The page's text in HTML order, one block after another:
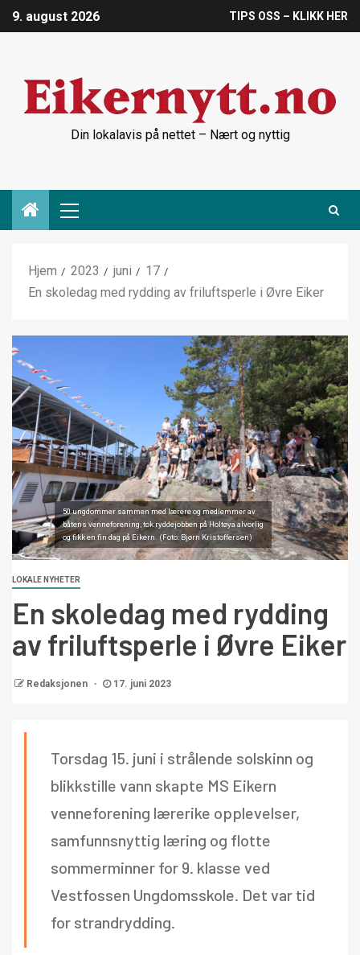
9. august 2026 TIPS OSS – KLIKK HER
Din lokalavis på nettet – Nært og nyttig
Hjem 2023 juni
17
En skoledag med rydding av friluftsperle i Øvre Eiker
50 ungdommer sammen med lærere og medlemmer av
båtens venneforening, tok ryddejobben på Holtøya alvorlig
og fikk en fin dag på Eikern. (Foto: Bjørn Kristoffersen)
LOKALE NYHETER
En skoledag med rydding
av friluftsperle i Øvre Eiker
Redaksjonen 17. juni 2023
Torsdag 15. juni i strålende solskinn og
blikkstille vann skapte MS Eikern
venneforening lærerike opplevelser,
samfunnsnyttig læring og flotte
sommerminner for 9. klasse ved
Vestfossen Ungdomsskole. Det var tid
for strandrydding.